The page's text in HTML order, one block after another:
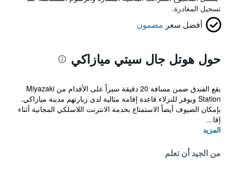
تسجيل المغادرة.
أفضل سعر مضمون
حول هوتل جال سيتي ميازاكي
يقع الفندق ضمن مسافة 20 دقيقة سيراً على الأقدام من Miyazaki
Station ويوفر للنزلاء قاعدة إقامة مثالية لدى زيارتهم مدينة ميازاكي.
بإمكان الضيوف أيضاً الاستمتاع بخدمة الانترنت اللاسلكي المجانية أثناء
إقا...
المزيد
من الجيد أن تعلم